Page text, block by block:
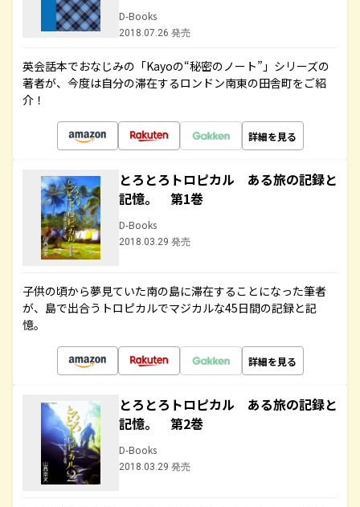
D-Books
2018.07.26 発売
英会話本でおなじみの「Kayoの“秘密のノート”」シリーズの
著者が、今度は自分の滞在するロンドン南東の田舎町をご紹
介！
詳細を見る
とろとろトロピカル ある旅の記録と
記憶。 第1巻
D-Books
2018.03.29 発売
子供の頃から夢見ていた南の島に滞在することになった筆者
が、島で出合うトロピカルでマジカルな45日間の記録と記
憶。
詳細を見る
とろとろトロピカル ある旅の記録と
記憶。 第2巻
D-Books
2018.03.29 発売